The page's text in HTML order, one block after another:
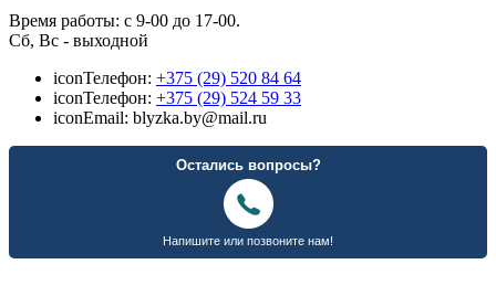
Время работы: с 9-00 до 17-00.
Сб, Вс - выходной
iconТелефон: +375 (29) 520 84 64
iconТелефон: +375 (29) 524 59 33
iconEmail: blyzka.by@mail.ru